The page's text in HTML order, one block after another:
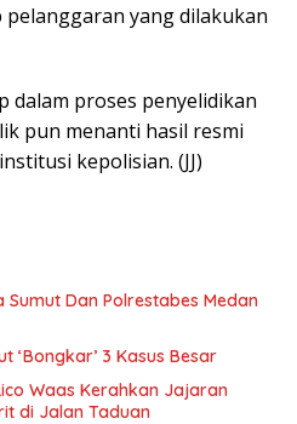
yang dilakukan
dalam proses penyelidikan
pun menanti hasil resmi
kepolisian. (JJ)
Sumut Dan Polrestabes Medan
‘Bongkar’ 3 Kasus Besar
Waas Kerahkan Jajaran
di Jalan Taduan